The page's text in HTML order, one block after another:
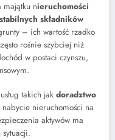
nieruchomości
składników
– ich wartość rzadko
rośnie szybciej niż
w postaci czynszu,
takich jak doradztwo
nieruchomości na
aktywów ma